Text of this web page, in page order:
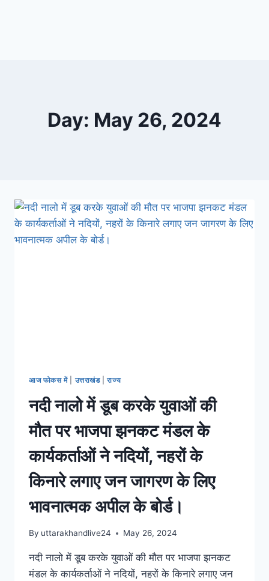
Day: May 26, 2024
आज फोकस में| उत्तराखंड|राज्य
नदी नालो में डूब करके युवाओं की
मौत पर भाजपा झनकट मंडल के
कार्यकर्ताओं ने नदियों, नहरों के
किनारे लगाए जन जागरण के लिए
भावनात्मक अपील के बोर्ड।
By uttarakhandlive24 May 26, 2024
नदी नालो में डूब करके युवाओं की मौत पर भाजपा झनकट
मंडल के कार्यकर्ताओं ने नदियों, नहरों के किनारे लगाए जन